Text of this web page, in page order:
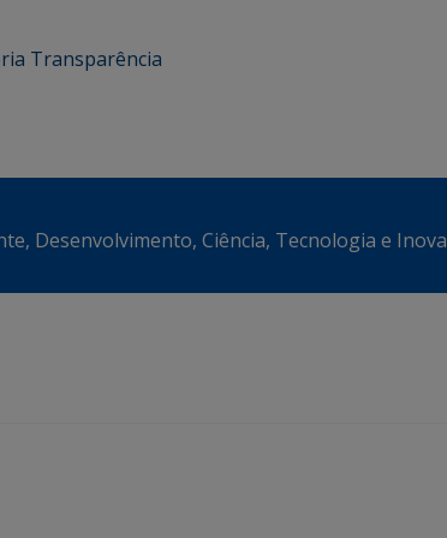
Transparência
Desenvolvimento, Ciência, Tecnologia e